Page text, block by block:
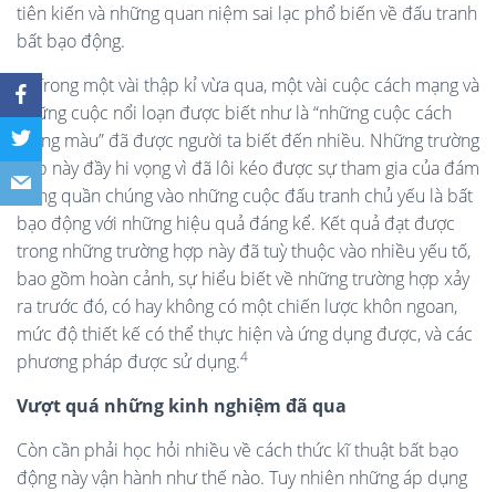
tiên kiến và những quan niệm sai lạc phổ biến về đấu tranh
bất bạo động.
Trong một vài thập kỉ vừa qua, một vài cuộc cách mạng và
những cuộc nổi loạn được biết như là “những cuộc cách
mạng màu” đã được người ta biết đến nhiều. Những trường
hợp này đầy hi vọng vì đã lôi kéo được sự tham gia của đám
đông quần chúng vào những cuộc đấu tranh chủ yếu là bất
bạo động với những hiệu quả đáng kể. Kết quả đạt được
trong những trường hợp này đã tuỳ thuộc vào nhiều yếu tố,
bao gồm hoàn cảnh, sự hiểu biết về những trường hợp xảy
ra trước đó, có hay không có một chiến lược khôn ngoan,
mức độ thiết kế có thể thực hiện và ứng dụng được, và các
phương pháp được sử dụng.4
Vượt quá những kinh nghiệm đã qua
Còn cần phải học hỏi nhiều về cách thức kĩ thuật bất bạo
động này vận hành như thế nào. Tuy nhiên những áp dụng